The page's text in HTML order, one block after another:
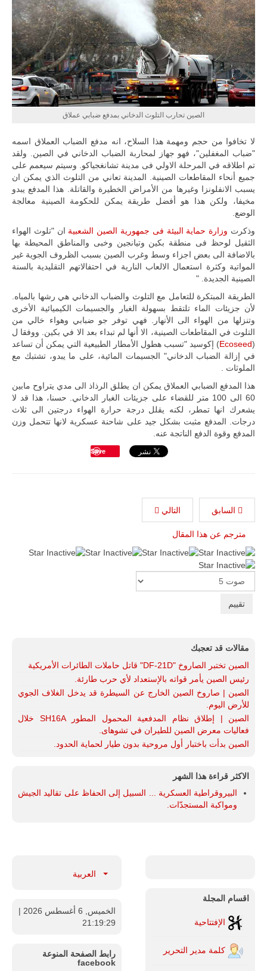
جيوش وقادة
من 30 دولة
بمدينة سرت
الليبية.
في خطوة
تُوصف بأنها
اختبار عملي
جديد لإمكانية
تقريب
المسافات بين
المؤسستين
العسكريتين في
وغربها، وسط
حضور دولي
تقوده الولايات
المتحدة وشراكة
مباشرة مع
أطراف ليبية
منقسمة منذ…
الصين تحارب التلوث الدخاني بمدفع ضبابي عملاق
لا تخافوا من حجم ومهمة هذا السلاح، انه مدفع الضباب العملاق اسمه
"ضباب المغفلين"، فهو جهاز لمحاربة الضباب الدخاني في الصين. ولقد
تم اطلاقه في المرحلة الاولي فى مدينة تشانغجياكو. وسيتم سيعمم على
جميع أنحاء المقاطعات الصينية. المدينة تعاني من التلوث الذي يمكن ان
يسبب الانفلونزا وغيرها من الأمراض الخطيرة والقاتلة. هذا المدفع يبدو
مخيفا، ولكن هذا هو أفضل طريقة يمكن للحكومة الصينية معالجة
الوضع.
وذكرت وزارة حماية البيئة فى جمهورية الصين الشعبية ان "تلوث الهواء
الثقيل لوحظ فى منطقة بكين وتيانجين وخبى والمناطق المحيطة بها
بالاضافة الى بعض اجزاء وسط وغرب الصين بسبب الظروف الجوية غير
المواتية وكثرة استعمال الالعاب النارية في احتفالاتهم التقليدية بالسنة
الصينية الجديدة. "
الطريقة المبتكرة للتعامل مع التلوث والضباب الدخاني هي رشها بالمياه.
لأن جزيئات الماء تلتقط بسهولة الغبار والجسيمات الكيميائية الأخرى
وتنزلها من الهواء الى الأنهار. فهي توفر جو ضبابي وهواء خالي من
التلوث في المقاطعات الصينية، الا أنها لم تبداء بعد الا في بكين. ووفقا ل
(
Ecoseed) إكوسيد "تسبب هطول الأمطار الطبيعية التي يمكن أن تساعد
في إزالة الضباب الدخاني" الجسيمات المائية، على ما يبدو، تشتبك مع
الملوثات .
هذا المدفع الضبابي العملاق يمكن ان يطلق الرذاذ الى مدي يتراوح مابين
60 الى 100 متر للقضاء على جزيئات الغبار الدخاني. حسنا، هذا قد لا
يشعرك انها تمطر، لكنه يقلل درجة حرارة الهواء درجتين الى ثلاث
درجات. المدفع مثبت بشكل جيد على شاحنة عسكرية لانها تتحمل وزن
المدفع وقوة الدفع الناتجة عنه.
Save
السابق التالي
مترجم عن هذا المقال
Rate
مقالات قد تعجبك
الصين تختبر الصاروخ "DF-21D" قاتل حاملات الطائرات الأمريكية
رئيس الصين يأمر قواته بالإستعداد لأي حرب طارئة.
الصين | صاروخ الصين الخارج عن السيطرة قد يدخل الغلاف الجوي
للأرض اليوم.
الصين | إطلاق نظام المدفعية المحمول المطور SH16A خلال
فعاليات معرض الصين للطيران في تشوهاى.
الصين بدأت باختبار أول مروحية بدون طيار لحماية الحدود.
الاكثر قراءة هذا الشهر
البيروقراطية العسكرية ... السبيل إلى الحفاظ على تقاليد الجيش
ومواكبة المستجدّات.
اقسام المجلة
الإفتتاحية
كلمة مدير التحرير
العربية
الخميس, 6 أغسطس 2026
|
21:19:30
رابط الصفحة المنوعة
facebook